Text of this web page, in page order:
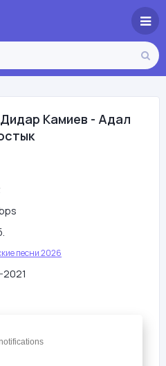
Камиев - Адал
песни 2026
2021
Скачать